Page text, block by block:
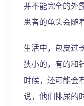
并不能完全的外
患者的龟头会随
生活中，包皮过
狭小的，有的和
时候，还可能会
说，他们排尿的